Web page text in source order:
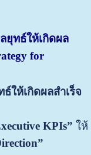
ทธ์ให้เกิดผล
for
ให้เกิดผลสำเร็จ
KPIs” ให้